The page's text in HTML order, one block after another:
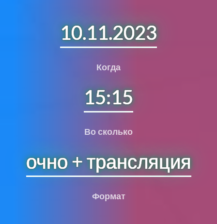
10.11.2023
Когда
15:15
Во сколько
очно + трансляция
Формат